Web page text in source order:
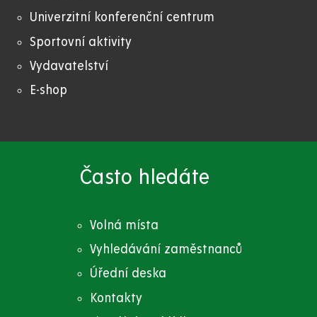
Univerzitní konferenční centrum
Sportovní aktivity
Vydavatelství
E-shop
Často hledáte
Volná místa
Vyhledávání zaměstnanců
Úřední deska
Kontakty